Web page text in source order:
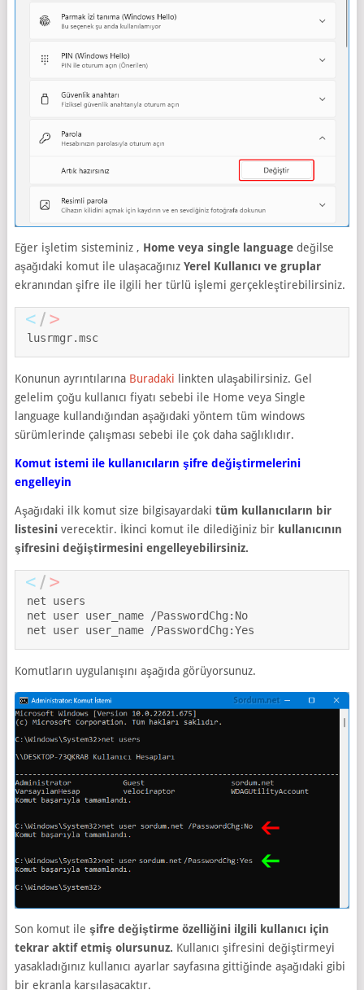
Eğer işletim sisteminiz , Home veya single languagedeğilse
aşağıdaki komut ile ulaşacağınız Yerel Kullanıcı ve gruplar
ekranından şifre ile ilgili her türlü işlemi gerçekleştirebilirsiniz.
lusrmgr.msc
Konunun ayrıntılarına Buradaki linkten ulaşabilirsiniz. Gel
gelelim çoğu kullanıcı fiyatı sebebi ile Home veya Single
language kullandığından aşağıdaki yöntem tüm windows
sürümlerinde çalışması sebebi ile çok daha sağlıklıdır.
Komut istemi ile kullanıcıların şifre değiştirmelerini
engelleyin
Aşağıdaki ilk komut size bilgisayardaki tüm kullanıcıların bir
listesiniverecektir. İkinci komut ile dilediğiniz bir kullanıcının
şifresini değiştirmesini engelleyebilirsiniz.
net users
net user user_name /PasswordChg:No
net user user_name /PasswordChg:Yes
Komutların uygulanışını aşağıda görüyorsunuz.
Son komut ile şifre değiştirme özelliğini ilgili kullanıcı için
tekrar aktif etmiş olursunuz. Kullanıcı şifresini değiştirmeyi
yasakladığınız kullanıcı ayarlar sayfasına gittiğinde aşağıdaki gibi
bir ekranla karşılaşacaktır.